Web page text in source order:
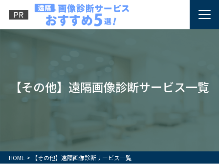
【その他】遠隔画像診断サービス一覧
HOME > 【その他】遠隔画像診断サービス一覧